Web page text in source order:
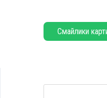
Смайлики